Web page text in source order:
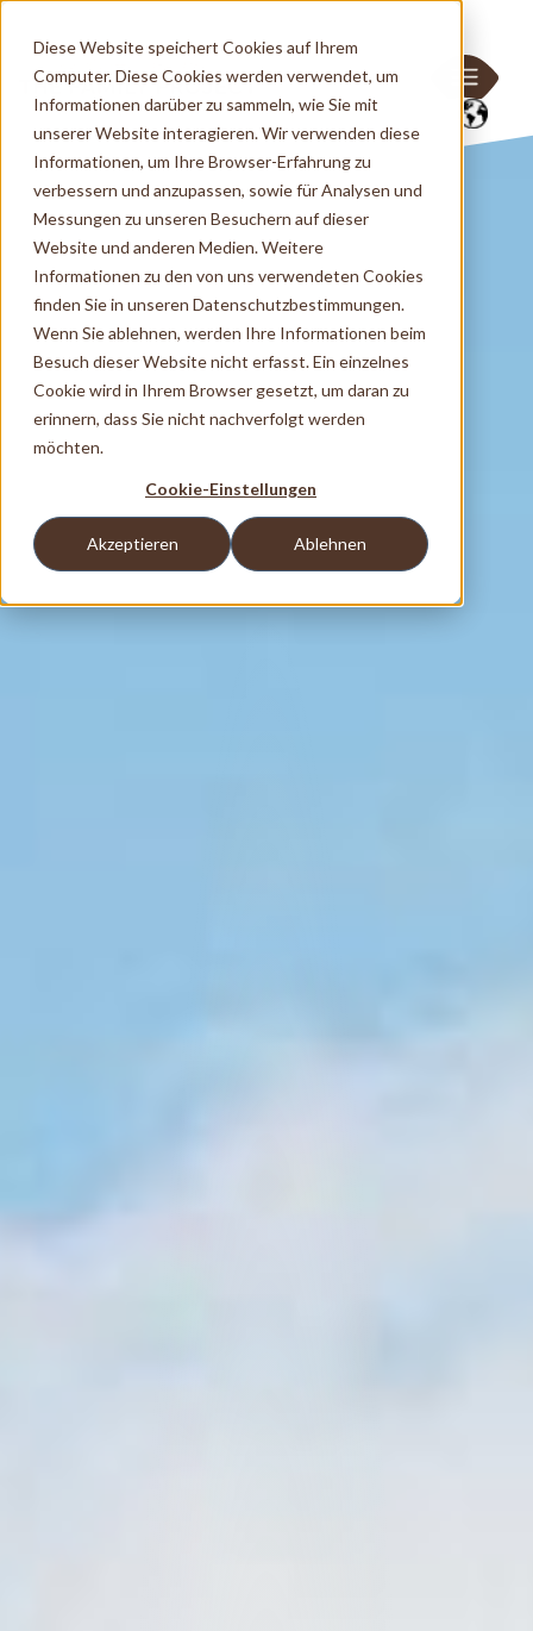
Diese Website speichert Cookies auf Ihrem
Computer. Diese Cookies werden verwendet, um
Informationen darüber zu sammeln, wie Sie mit
unserer Website interagieren. Wir verwenden diese
Informationen, um Ihre Browser-Erfahrung zu
verbessern und anzupassen, sowie für Analysen und
Messungen zu unseren Besuchern auf dieser
Website und anderen Medien. Weitere
Informationen zu den von uns verwendeten Cookies
finden Sie in unseren Datenschutzbestimmungen.
Wenn Sie ablehnen, werden Ihre Informationen beim
Besuch dieser Website nicht erfasst. Ein einzelnes
Cookie wird in Ihrem Browser gesetzt, um daran zu
erinnern, dass Sie nicht nachverfolgt werden
möchten.
Cookie-Einstellungen
Akzeptieren Ablehnen